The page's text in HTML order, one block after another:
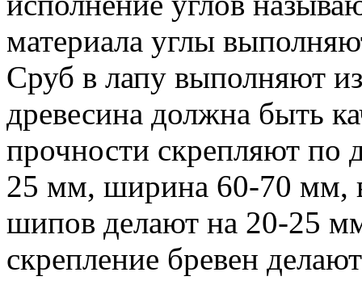
материала углы
Сруб в лапу выполняют
древесина должна быть
прочности скрепляют
25 мм, ширина 60-70 мм,
шипов делают на 20-25
скрепление бревен